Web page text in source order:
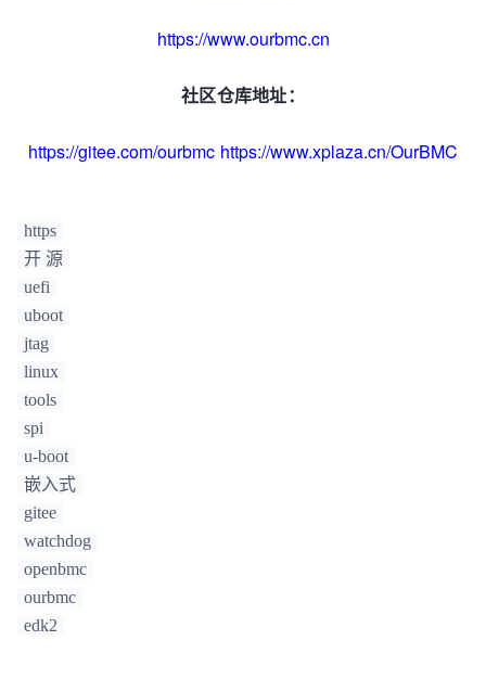
https://www.ourbmc.cn
社区仓库地址：
https://gitee.com/ourbmc https://www.xplaza.cn/OurBMC
https
开 源
uefi
uboot
jtag
linux
tools
spi
u-boot
嵌入式
gitee
watchdog
openbmc
ourbmc
edk2